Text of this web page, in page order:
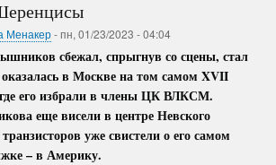
Менакер-пн, 01/23/2023 - 04:04
сбежал, спрыгнув со сцены, стал
в Москве на том самом XVII
его избрали в члены ЦК ВЛКСМ.
еще висели в центре Невского
уже свистели о его самом
– в Америку.